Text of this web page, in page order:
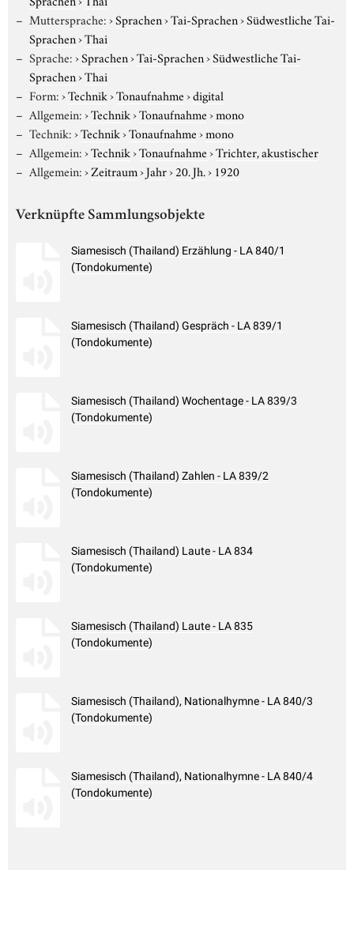
Muttersprache:›Sprachen›Tai-Sprachen›Südwestliche Tai-
Sprachen›Thai
Sprache:›Sprachen›Tai-Sprachen›Südwestliche Tai-
Sprachen›Thai
Form:›Technik›Tonaufnahme›digital
Allgemein:›Technik›Tonaufnahme›mono
Technik:›Technik›Tonaufnahme›mono
Allgemein:›Technik›Tonaufnahme›Trichter, akustischer
Allgemein:›Zeitraum›Jahr›20. Jh.› 1920
Verknüpfte Sammlungsobjekte
Siamesisch (Thailand) Erzählung - LA 840/1
(Tondokumente)
Siamesisch (Thailand) Gespräch - LA 839/1
(Tondokumente)
Siamesisch (Thailand) Wochentage - LA 839/3
(Tondokumente)
Siamesisch (Thailand) Zahlen - LA 839/2
(Tondokumente)
Siamesisch (Thailand) Laute - LA 834
(Tondokumente)
Siamesisch (Thailand) Laute - LA 835
(Tondokumente)
Siamesisch (Thailand), Nationalhymne - LA 840/3
(Tondokumente)
Siamesisch (Thailand), Nationalhymne - LA 840/4
(Tondokumente)